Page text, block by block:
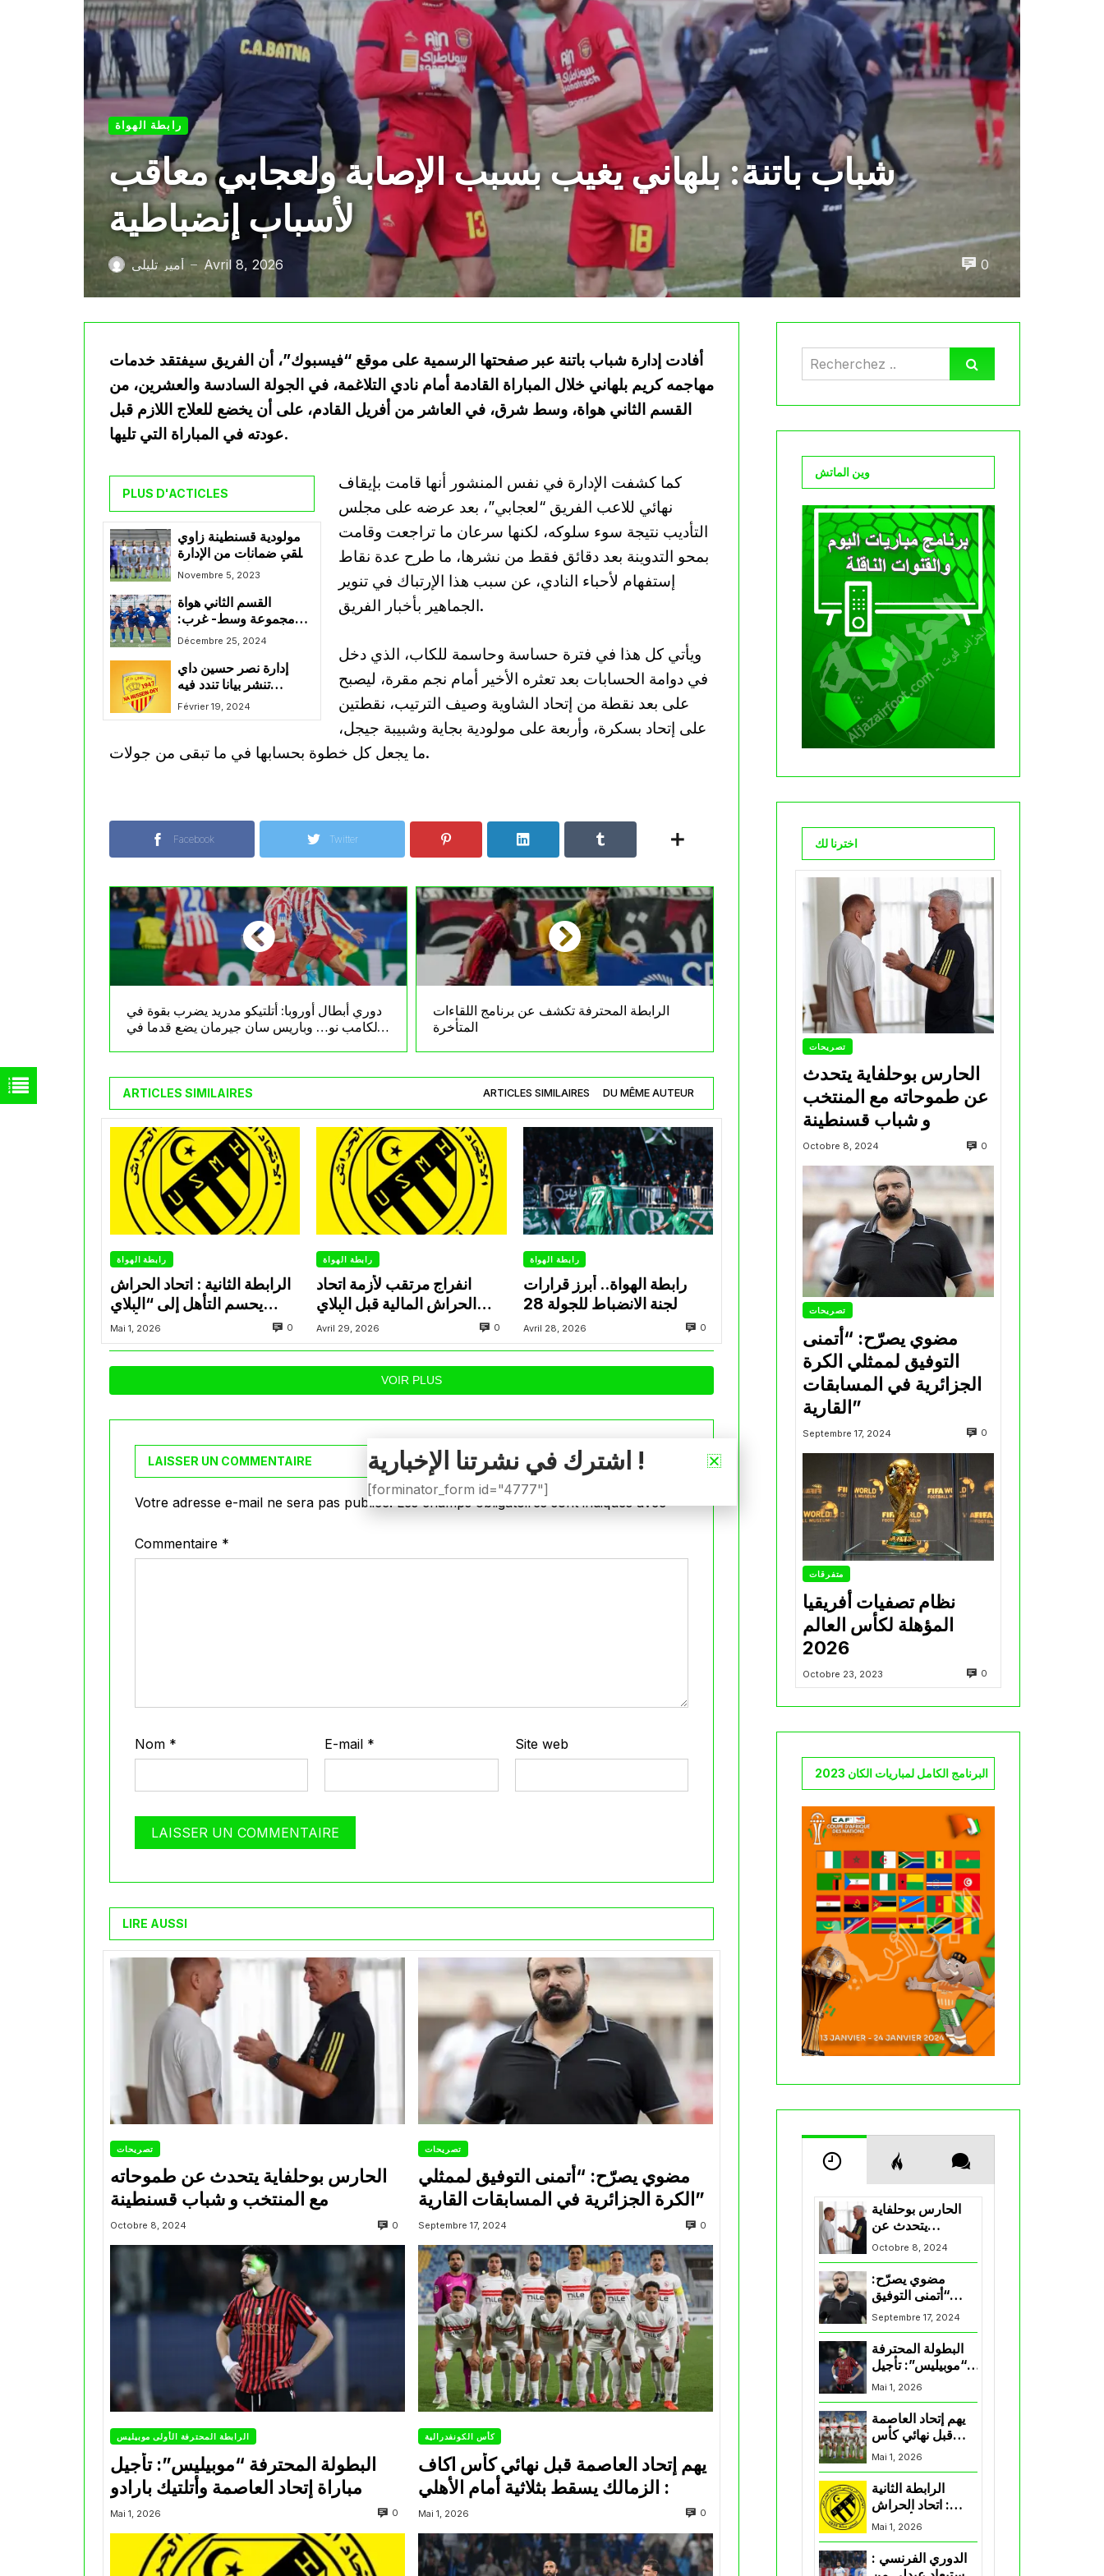
رابطة الهواة
شباب باتنة: بلهاني يغيب بسبب الإصابة ولعجابي معاقب
لأسباب إنضباطية
أمير تليلي — Avril 8, 2026 0
أفادت إدارة شباب باتنة عبر صفحتها الرسمية على موقع “فيسبوك”، أن الفريق سيفتقد خدمات
مهاجمه كريم بلهاني خلال المباراة القادمة أمام نادي التلاغمة، في الجولة السادسة والعشرين، من
القسم الثاني هواة، وسط شرق، في العاشر من أفريل القادم، على أن يخضع للعلاج اللازم قبل
عودته في المباراة التي تليها.
PLUS D'ACTICLES
مولودية قسنطينة زاوي
يتلقى ضمانات من الإدارة
لتأهيل الأكابر قبل قمة
Novembre 5, 2023
القسم الثاني هواة
مجموعة وسط- غرب:
شبيبة تيارت يواجهون نصر
كل فريق
Décembre 25, 2024
إدارة نصر حسين داي
تنشر بيانا تندد فيه
بقرارات لجنة الإنضباط
للرابطة المحترفة
Février 19, 2024
كما كشفت الإدارة في نفس المنشور أنها قامت بإيقاف
نهائي للاعب الفريق “لعجابي”، بعد عرضه على مجلس
التأديب نتيجة سوء سلوكه، لكنها سرعان ما تراجعت وقامت
بمحو التدوينة بعد دقائق فقط من نشرها، ما طرح عدة نقاط
إستفهام لأحباء النادي، عن سبب هذا الإرتباك في تنوير
الجماهير بأخبار الفريق.
ويأتي كل هذا في فترة حساسة وحاسمة للكاب، الذي دخل
في دوامة الحسابات بعد تعثره الأخير أمام نجم مقرة، ليصبح
على بعد نقطة من إتحاد الشاوية وصيف الترتيب، نقطتين
على إتحاد بسكرة، وأربعة على مولودية بجاية وشبيبة جيجل،
ما يجعل كل خطوة بحسابها في ما تبقى من جولات.
Facebook Twitter
دوري أبطال أوروبا: أتلتيكو مدريد يضرب بقوة في
الكامب نو… وباريس سان جيرمان يضع قدما في
الرابطة المحترفة تكشف عن برنامج اللقاءات
المتأخرة
ARTICLES SIMILAIRES ARTICLES SIMILAIRES DU MÊME AUTEUR
رابطة الهواة
الرابطة الثانية : اتحاد الحراش
يحسم التأهل إلى “البلاي
أوف”
Mai 1, 2026 0
رابطة الهواة
انفراج مرتقب لأزمة اتحاد
الحراش المالية قبل البلاي
أوف
Avril 29, 2026 0
رابطة الهواة
رابطة الهواة.. أبرز قرارات
لجنة الانضباط للجولة 28
Avril 28, 2026 0
VOIR PLUS
LAISSER UN COMMENTAIRE
Votre adresse e-mail ne sera pas publiée. Les champs obligatoires sont indiqués avec*
Commentaire *
Nom * E-mail * Site web
LIRE AUSSI
تصريحات
الحارس بوحلفاية يتحدث عن طموحاته
مع المنتخب و شباب قسنطينة
Octobre 8, 2024 0
تصريحات
مضوي يصرّح: “أتمنى التوفيق لممثلي
الكرة الجزائرية في المسابقات القارية”
Septembre 17, 2024 0
الرابطة المحترفة الأولى موبيليس
البطولة المحترفة “موبيليس”: تأجيل
مباراة إتحاد العاصمة وأتلتيك بارادو
Mai 1, 2026 0
كأس الكونفدرالية
يهم إتحاد العاصمة قبل نهائي كأس اكاف
Mai 1, 2026 0
وين الماتش
اخترنا لك
تصريحات
الحارس بوحلفاية يتحدث
عن طموحاته مع المنتخب
و شباب قسنطينة
Octobre 8, 2024 0
تصريحات
مضوي يصرّح: “أتمنى
التوفيق لممثلي الكرة
الجزائرية في المسابقات
القارية”
Septembre 17, 2024 0
متفرقات
نظام تصفيات أفريقيا
المؤهلة لكأس العالم
2026
Octobre 23, 2023 0
البرنامج الكامل لمباريات الكان 2023
الحارس بوحلفاية
يتحدث عن
طموحاته مع
المنتخب و شباب
قسنطينة
Octobre 8, 2024
مضوي يصرّح:
“أتمنى التوفيق
لممثلي الكرة
الجزائرية في
Septembre 17, 2024
البطولة المحترفة
“موبيليس”: تأجيل
مباراة إتحاد
العاصمة وأتلتيك
بارادو
Mai 1, 2026
يهم إتحاد العاصمة
قبل نهائي كأس
اكاف : الزمالك
يسقط بثلاثية أمام
Mai 1, 2026
الرابطة الثانية
: اتحاد الحراش
يحسم التأهل إلى
“البلاي أوف”
Mai 1, 2026
الدوري الفرنسي :
اشترك في نشرتنا الإخبارية !
[forminator_form id="4777"]